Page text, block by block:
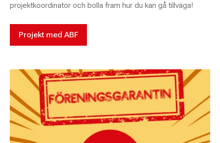
projektkoordinator och bolla fram hur du kan gå tillväga!
Projekt med ABF